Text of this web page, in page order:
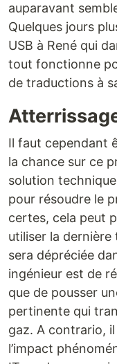
auparavant
Quelques jours
USB à René qui
tout fonctionne
de traductions à
Il faut cependant
la chance sur ce
solution
pour résoudre le
certes, cela peut
utiliser la
sera dépréciée
ingénieur est de
que de pousser
pertinente qui
gaz. A contrario,
l’impact